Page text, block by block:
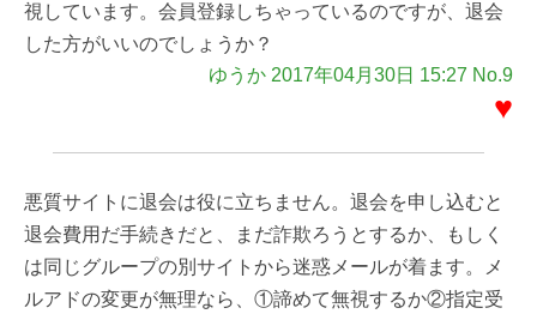
視しています。会員登録しちゃっているのですが、退会
した方がいいのでしょうか？
ゆうか 2017年04月30日 15:27 No.9
♥
悪質サイトに退会は役に立ちません。退会を申し込むと
退会費用だ手続きだと、まだ詐欺ろうとするか、もしく
は同じグループの別サイトから迷惑メールが着ます。メ
ルアドの変更が無理なら、①諦めて無視するか②指定受